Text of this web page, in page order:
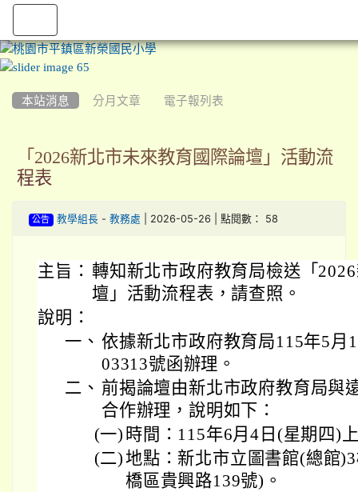
本站消息 分月文章 電子報列表
「2026新北市未來教育國際論壇」活動流
程表
公告 教學組長- 教務處 | 2026-05-26 | 點閱數： 58
主旨： 轉知新北市政府教育局檢送「
壇」活動流程表，請查照。
說明：
一、 依據新北市政府教育局115年5月
03313號函辦理。
二、 前揭論壇由新北市政府教育局與
合作辦理，說明如下：
(一) 時間：115年6月4日(星期四)
(二)地點：新北市立圖書館(總館
橋區貴興路139號)。